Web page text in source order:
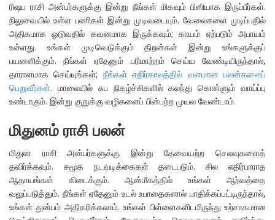
ரிஷப ராசி அன்பர்களுக்கு இன்று நீங்கள் மிகவும் பிஸியாக இருப்பீர்கள்.
நிலுவையில் உள்ள பணிகள் இன்று முடிவடையும். வேலைகளை முடிப்பதில்
அதிகமாக ஓடுவதில் கவனமாக இருக்கவும்; காயம் ஏற்படும் அபாயம்
உள்ளது. உங்கள் முடிவெடுக்கும் திறன்கள் இன்று உங்களுக்குப்
பயனளிக்கும். நீங்கள் ஏதேனும் பரிமாற்றம் செய்ய வேண்டியிருந்தால்,
தாராளமாக செய்யுங்கள்; நீங்கள் எதிர்காலத்தில் வளமான பலன்களைப்
பெறுவீர்கள். மாலையில் சுப நிகழ்ச்சிகளில் கலந்து கொள்ளும் வாய்ப்பு
உண்டாகும். இன்று குறுக்கு வழிகளைப் பின்பற்ற முயல வேண்டாம்.
மிதுனம் ராசி பலன்
மிதுன ராசி அன்பர்களுக்கு இன்று தேவையற்ற செலவுகளைத்
தவிர்க்கவும். சமூக நடவடிக்கைகள் தடைபடும். சில எதிர்பாராத
ஆதாயங்கள் கிடைக்கும். ஆன்மீகத்தில் உங்கள் ஆர்வத்தை
வலுப்படுத்தும். நீங்கள் ஏதேனும் உடல் உபாதைகளால் பாதிக்கப்பட்டிருந்தால்,
உங்கள் துன்பம் அதிகரிக்கலாம். உங்கள் பிள்ளைகளிடமிருந்து உற்சாகமான